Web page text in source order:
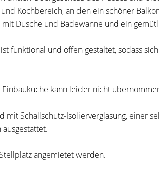
Kochbereich, an den ein schöner
Dusche und Badewanne und ein
funktional und offen gestaltet, sodass
kann leider nicht
mit Schallschutz-Isolierverglasung, einer
angemietet werden.